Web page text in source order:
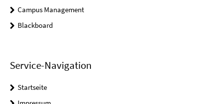
Campus Management
Blackboard
Service-Navigation
Startseite